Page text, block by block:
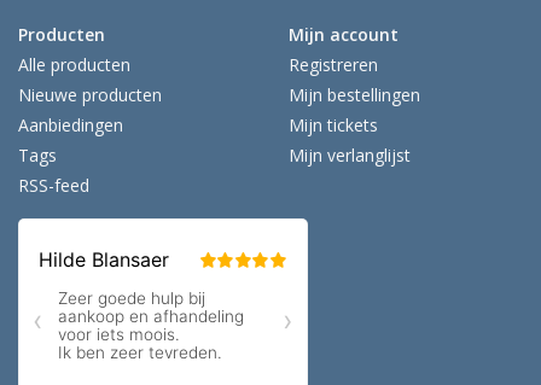
Producten
Alle producten
Nieuwe producten
Aanbiedingen
Tags
RSS-feed
Mijn account
Registreren
Mijn bestellingen
Mijn tickets
Mijn verlanglijst